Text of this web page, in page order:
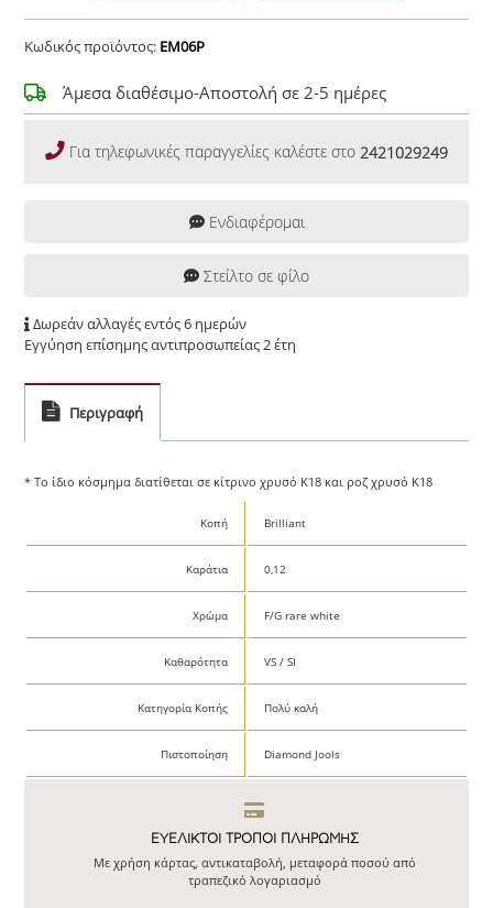
Κωδικός προϊόντος: EM06P
Άμεσα διαθέσιμο-Αποστολή σε 2-5 ημέρες
Για τηλεφωνικές παραγγελίες καλέστε στο 2421029249
Ενδιαφέρομαι
Στείλτο σε φίλο
Δωρεάν αλλαγές εντός 6 ημερών
Εγγύηση επίσημης αντιπροσωπείας 2 έτη
Περιγραφή
* Το ίδιο κόσμημα διατίθεται σε κίτρινο χρυσό Κ18 και ροζ χρυσό Κ18
Κοπή Brilliant
Καράτια 0,12
Χρώμα F/G rare white
Καθαρότητα VS / SI
Κατηγορία Κοπής Πολύ καλή
Πιστοποίηση Diamond Jools
ΕΥΕΛΙΚΤΟΙ ΤΡΟΠΟΙ ΠΛΗΡΩΜΗΣ
Με χρήση κάρτας, αντικαταβολή, μεταφορά ποσού από
τραπεζικό λογαριασμό